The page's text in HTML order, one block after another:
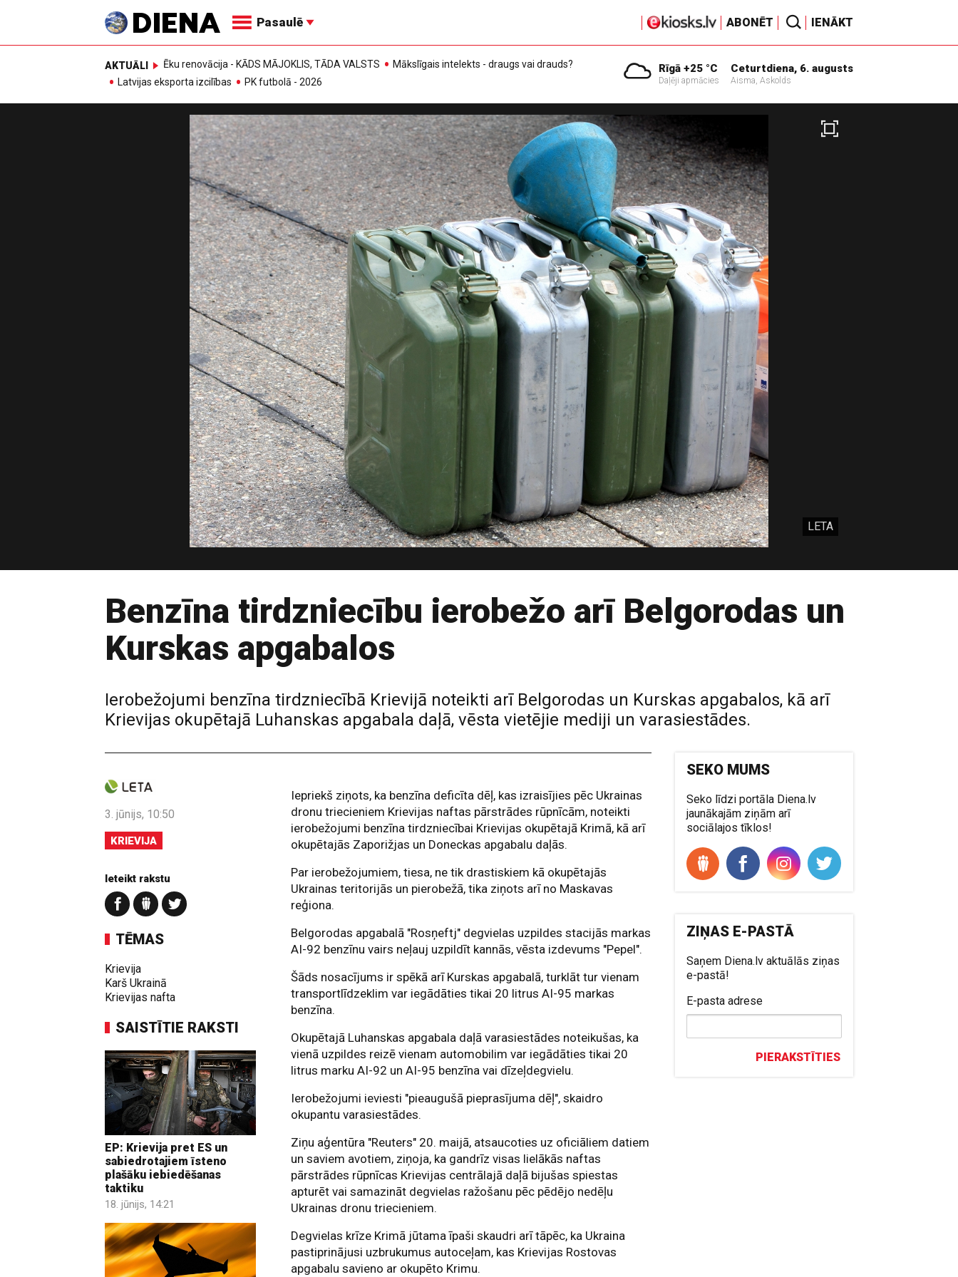
Pasaulē ABONĒT IENĀKT
AKTUĀLI Ēku renovācija - KĀDS MĀJOKLIS, TĀDA VALSTS
Mākslīgais intelekts - draugs vai drauds?
Latvijas eksporta izcilības
PK futbolā - 2026
Rīgā +25 °C
Daļēji apmācies
Ceturtdiena, 6. augusts
Aisma, Askolds
LETA
Benzīna tirdzniecību ierobežo arī Belgorodas un
Kurskas apgabalos
Ierobežojumi benzīna tirdzniecībā Krievijā noteikti arī Belgorodas un Kurskas apgabalos, kā arī
Krievijas okupētajā Luhanskas apgabala daļā, vēsta vietējie mediji un varasiestādes.
3. jūnijs, 10:50
KRIEVIJA
Ieteikt rakstu
TĒMAS
Krievija
Karš Ukrainā
Krievijas nafta
SAISTĪTIE RAKSTI
EP: Krievija pret ES un
sabiedrotajiem īsteno
plašāku iebiedēšanas
taktiku
18. jūnijs, 14:21
Iepriekš ziņots, ka benzīna deficīta dēļ, kas izraisījies pēc Ukrainas
dronu triecieniem Krievijas naftas pārstrādes rūpnīcām, noteikti
ierobežojumi benzīna tirdzniecībai Krievijas okupētajā Krimā, kā arī
okupētajās Zaporižjas un Doneckas apgabalu daļās.
Par ierobežojumiem, tiesa, ne tik drastiskiem kā okupētajās
Ukrainas teritorijās un pierobežā, tika ziņots arī no Maskavas
reģiona.
Belgorodas apgabalā "Rosņeftj" degvielas uzpildes stacijās markas
AI-92 benzīnu vairs neļauj uzpildīt kannās, vēsta izdevums "Pepel".
Šāds nosacījums ir spēkā arī Kurskas apgabalā, turklāt tur vienam
transportlīdzeklim var iegādāties tikai 20 litrus AI-95 markas
benzīna.
Okupētajā Luhanskas apgabala daļā varasiestādes noteikušas, ka
vienā uzpildes reizē vienam automobilim var iegādāties tikai 20
litrus marku AI-92 un AI-95 benzīna vai dīzeļdegvielu.
Ierobežojumi ieviesti "pieaugušā pieprasījuma dēļ", skaidro
okupantu varasiestādes.
Ziņu aģentūra "Reuters" 20. maijā, atsaucoties uz oficiāliem datiem
un saviem avotiem, ziņoja, ka gandrīz visas lielākās naftas
pārstrādes rūpnīcas Krievijas centrālajā daļā bijušas spiestas
apturēt vai samazināt degvielas ražošanu pēc pēdējo nedēļu
Ukrainas dronu triecieniem.
Degvielas krīze Krimā jūtama īpaši skaudri arī tāpēc, ka Ukraina
pastiprinājusi uzbrukumus autoceļam, kas Krievijas Rostovas
apgabalu savieno ar okupēto Krimu.
SEKO MUMS
Seko līdzi portāla Diena.lv
jaunākajām ziņām arī
sociālajos tīklos!
ZIŅAS E-PASTĀ
Saņem Diena.lv aktuālās ziņas
e-pastā!
E-pasta adrese
PIERAKSTĪTIES